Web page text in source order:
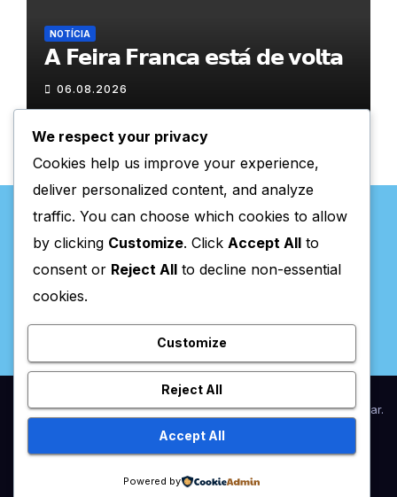
NOTÍCIA
𝗔 𝗙𝗲𝗶𝗿𝗮 𝗙𝗿𝗮𝗻𝗰𝗮 𝗲𝘀𝘁𝗮́ 𝗱𝗲 𝘃𝗼𝗹𝘁𝗮
06.08.2026
Valpaços Online
Proudly powered by WordPress|Theme:NewsupbyThemeansar.
HomeAnunciar / AssinaturasEstatuto EditorialFicha Técnica
Política de privacidadeUtilidades
We respect your privacy
Cookies help us improve your experience,
deliver personalized content, and analyze
traffic. You can choose which cookies to allow
by clicking Customize. Click Accept All to
consent or Reject All to decline non-essential
cookies.
Customize
Reject All
Accept All
Powered by